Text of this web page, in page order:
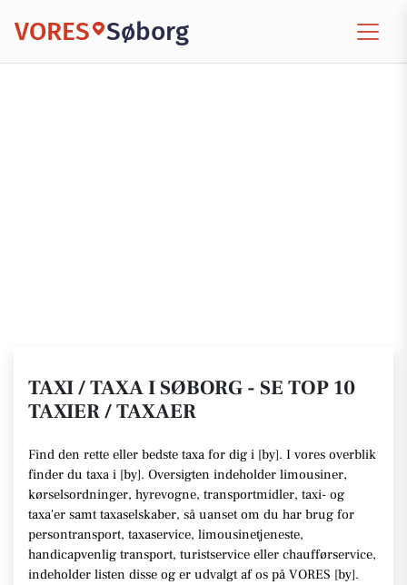
VORES Søborg
TAXI / TAXA I SØBORG - SE TOP 10
TAXIER / TAXAER
Find den rette eller bedste taxa for dig i [by]. I vores overblik
finder du taxa i [by]. Oversigten indeholder limousiner,
kørselsordninger, hyrevogne, transportmidler, taxi- og
taxa'er samt taxaselskaber, så uanset om du har brug for
persontransport, taxaservice, limousinetjeneste,
handicapvenlig transport, turistservice eller chaufførservice,
indeholder listen disse og er udvalgt af os på VORES [by].